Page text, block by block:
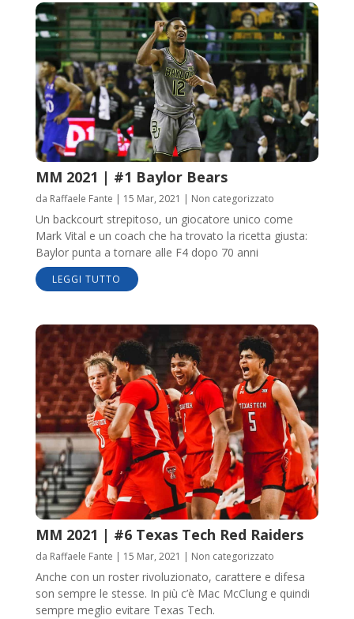
MM 2021 | #1 Baylor Bears
da Raffaele Fante | 15 Mar, 2021 | Non categorizzato
Un backcourt strepitoso, un giocatore unico come
Mark Vital e un coach che ha trovato la ricetta giusta:
Baylor punta a tornare alle F4 dopo 70 anni
LEGGI TUTTO
MM 2021 | #6 Texas Tech Red Raiders
da Raffaele Fante | 15 Mar, 2021 | Non categorizzato
Anche con un roster rivoluzionato, carattere e difesa
son sempre le stesse. In più c’è Mac McClung e quindi
sempre meglio evitare Texas Tech.